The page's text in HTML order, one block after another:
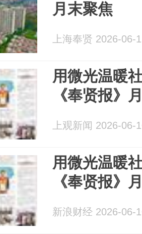
月末聚焦
上海奉贤 2026-06-
用微光温暖
《奉贤报》
上观新闻 2026-06-
用微光温暖
《奉贤报》
新浪财经 2026-06-